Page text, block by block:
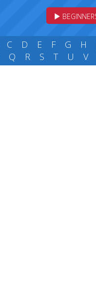
C D E F G H
Q R S T U V